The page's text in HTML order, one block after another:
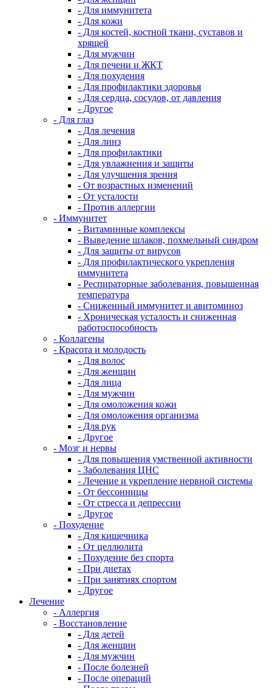
- Для иммунитета
- Для кожи
- Для костей, костной ткани, суставов и
хрящей
- Для мужчин
- Для печени и ЖКТ
- Для похудения
- Для профилактики здоровья
- Для сердца, сосудов, от давления
- Другое
- Для глаз
- Для лечения
- Для линз
- Для профилактики
- Для увлажнения и защиты
- Для улучшения зрения
- От возрастных изменений
- От усталости
- Против аллергии
- Иммунитет
- Витаминные комплексы
- Выведение шлаков, похмельный синдром
- Для защиты от вирусов
- Для профилактического укрепления
иммунитета
- Респираторные заболевания, повышенная
температура
- Сниженный иммунитет и авитоминоз
- Хроническая усталость и сниженная
работоспособность
- Коллагены
- Красота и молодость
- Для волос
- Для женщин
- Для лица
- Для мужчин
- Для омоложения кожи
- Для омоложения организма
- Для рук
- Другое
- Мозг и нервы
- Для повышения умственной активности
- Заболевания ЦНС
- Лечение и укрепление нервной системы
- От бессонницы
- От стресса и депрессии
- Другое
- Похудение
- Для кишечника
- От целлюлита
- Похудение без спорта
- При диетах
- При занятиях спортом
- Другое
Лечение
- Аллергия
- Восстановление
- Для детей
- Для женщин
- Для мужчин
- После болезней
- После операций